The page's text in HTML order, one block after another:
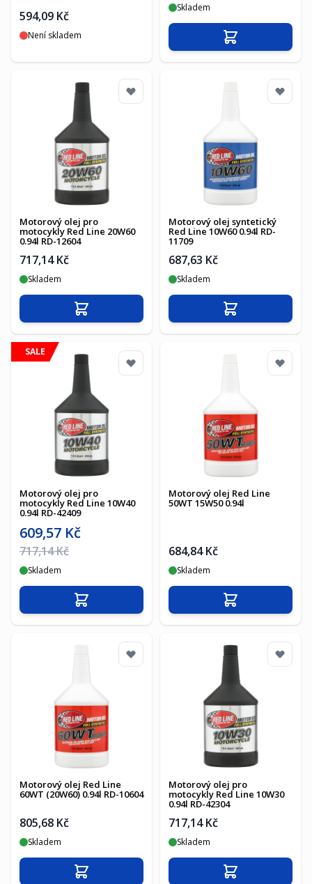
594,09 Kč
Není skladem
Skladem
Přidat do košíku
Motorový olej pro
motocykly Red Line 20W60
0.94l RD-12604
717,14 Kč
Skladem
Přidat do košíku
Motorový olej syntetický
Red Line 10W60 0.94l RD-
11709
687,63 Kč
Skladem
Přidat do košíku
SALE
Motorový olej pro
motocykly Red Line 10W40
0.94l RD-42409
Akční cena
609,57 Kč
Běžná cena
717,14 Kč
Skladem
Přidat do košíku
Motorový olej Red Line
50WT 15W50 0.94l
684,84 Kč
Skladem
Přidat do košíku
Motorový olej Red Line
60WT (20W60) 0.94l RD-10604
805,68 Kč
Skladem
Přidat do košíku
Motorový olej pro
motocykly Red Line 10W30
0.94l RD-42304
717,14 Kč
Skladem
Přidat do košíku